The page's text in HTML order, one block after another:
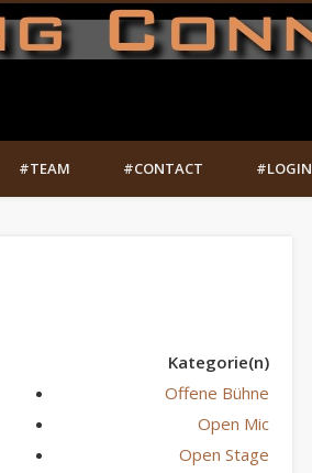
#TEAM #CONTACT #LOGIN
Kategorie(n)
Offene Bühne
Open Mic
Open Stage